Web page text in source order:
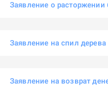
Заявление о расторжении
Заявление на спил
Заявление на возврат